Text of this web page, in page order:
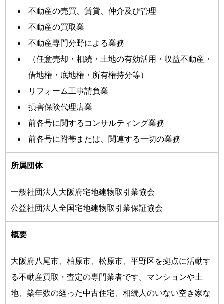
不動産の売買、賃貸、仲介及び管理
不動産の買取業
不動産専門分野による業務
（任意売却・相続・土地の有効活用・収益不動産・
借地権・底地権・所有権持分等）
リフォーム工事請負業
損害保険代理店業
前各号に関するコンサルティング業務
前各号に附帯または、関連する一切の業務
所属団体
一般社団法人大阪府宅地建物取引業協会
公益社団法人全国宅地建物取引業保証協会
概要
大阪府八尾市、柏原市、松原市、平野区を拠点に活動す
る不動産買取・査定の専門業者です。マンションや土
地、築年数の経った中古住宅、相続人のいない空き家な